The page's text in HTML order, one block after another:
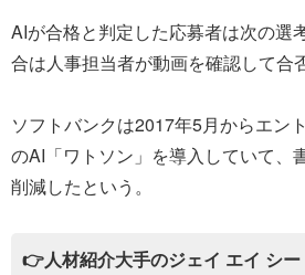
AIが合格と判定した応募者は次の選
合は人事担当者が動画を確認して合
ソフトバンクは2017年5月からエン
のAI「ワトソン」を導入していて、
削減したという。
👉人材紹介大手のジェイ エイ シ